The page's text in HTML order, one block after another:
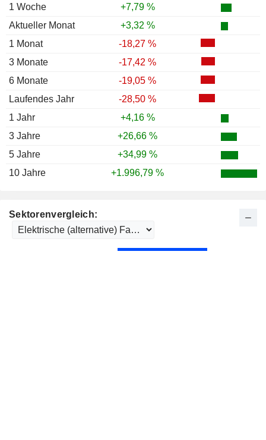
1 Woche
+7,79 %
Aktueller Monat
+3,32 %
1 Monat
-18,27 %
3 Monate
-17,42 %
6 Monate
-19,05 %
Laufendes Jahr
-28,50 %
1 Jahr
+4,16 %
3 Jahre
+26,66 %
5 Jahre
+34,99 %
10 Jahre
+1.996,79 %
Sektorenvergleich: